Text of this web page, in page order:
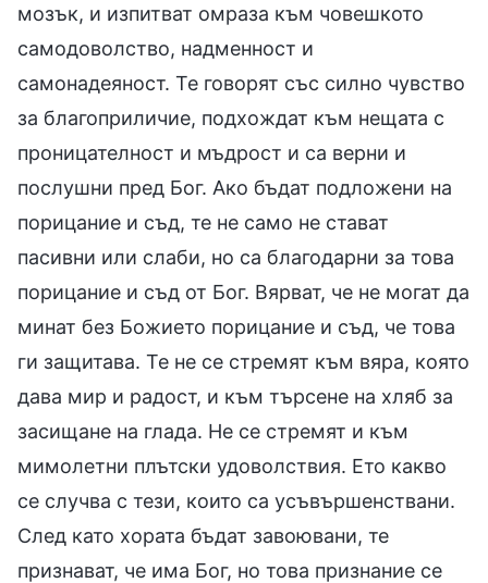
мозък, и изпитват омраза към човешкото
самодоволство, надменност и
самонадеяност. Те говорят със силно чувство
за благоприличие, подхождат към нещата с
проницателност и мъдрост и са верни и
послушни пред Бог. Ако бъдат подложени на
порицание и съд, те не само не стават
пасивни или слаби, но са благодарни за това
порицание и съд от Бог. Вярват, че не могат да
минат без Божието порицание и съд, че това
ги защитава. Те не се стремят към вяра, която
дава мир и радост, и към търсене на хляб за
засищане на глада. Не се стремят и към
мимолетни плътски удоволствия. Ето какво
се случва с тези, които са усъвършенствани.
След като хората бъдат завоювани, те
признават, че има Бог, но това признание се